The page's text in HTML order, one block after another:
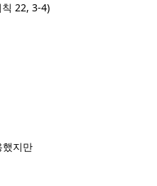
칙 22, 3-4)
했지만